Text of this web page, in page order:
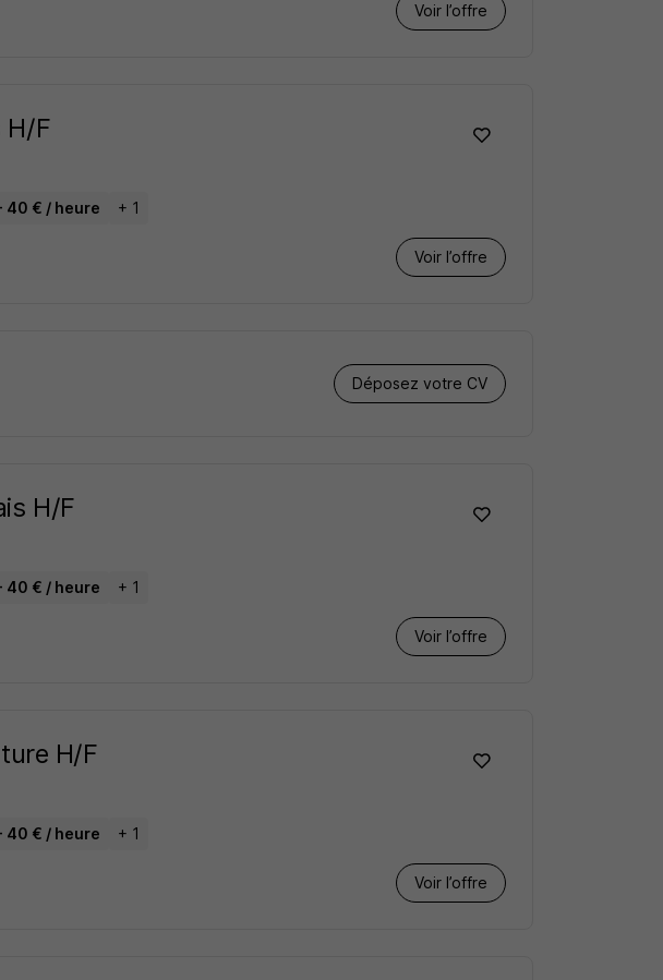
Voir l’offre
H/F
40 € / heure + 1
Voir l’offre
Déposez votre CV
H/F
40 € / heure + 1
Voir l’offre
H/F
40 € / heure + 1
Voir l’offre